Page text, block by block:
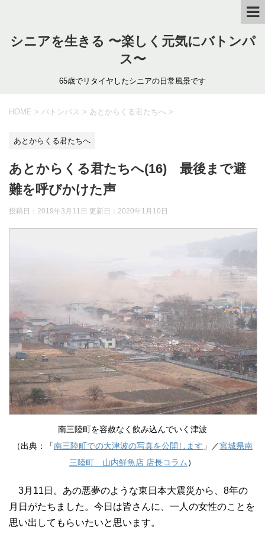
シニアを生きる 〜楽しく元気にバトンパ
ス〜
65歳でリタイヤしたシニアの日常風景です
HOME > バトンパス > あとからくる君たちへ >
あとからくる君たちへ
あとからくる君たちへ(16) 最後まで避
難を呼びかけた声
投稿日：2019年3月11日 更新日： 2020年1月10日
南三陸町を容赦なく飲み込んでいく津波
（出典：「南三陸町での大津波の写真を公開します 」／宮城県南
三陸町 山内鮮魚店 店長コラム）
3月11日。あの悪夢のような東日本大震災から、8年の
月日がたちました。今日は皆さんに、一人の女性のことを
思い出してもらいたいと思います。